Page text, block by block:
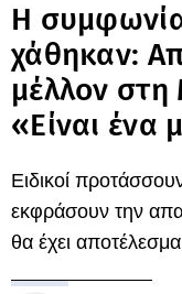
Η συμφωνία
χάθηκαν:
μέλλον
«Είναι ένα
Ειδικοί
εκφράσουν την
θα έχει